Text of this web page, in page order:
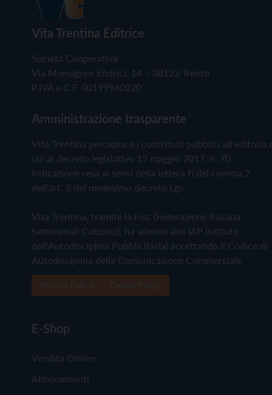
Vita Trentina Editrice
Società Cooperativa
Via Monsignor Endrici, 14 – 38122 Trento
P.IVA e C.F. 00199960220
Amministrazione trasparente
Vita Trentina percepisce i contributi pubblici all'editoria
cui al decreto legislativo 15 maggio 2017, n. 70.
Indicazione resa ai sensi della lettera f) del comma 2
dell'art. 5 del medesimo decreto Lgs.
Vita Trentina, tramite la Fisc (Federazione Italiana
Settimanali Cattolici), ha aderito allo IAP (Istituto
dell'Autodisciplina Pubblicitaria) accettando il Codice di
Autodisciplina della Comunicazione Commerciale
E-Shop
Vendita Online
Abbonamenti